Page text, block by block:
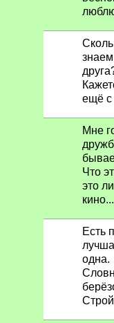
знаем
ещё с
Мне
Что
это
кино...
Есть
одна.